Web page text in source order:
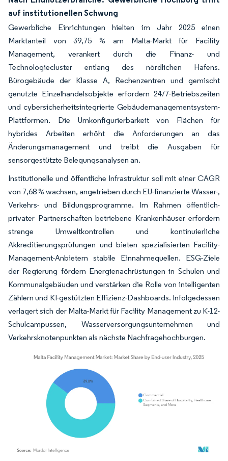
auf institutionellen Schwung
Gewerbliche Einrichtungen hielten im Jahr 2025 einen
Marktanteil von 39,75 % am Malta-Markt für Facility
Management, verankert durch die Finanz- und
Technologiecluster entlang des nördlichen Hafens.
Bürogebäude der Klasse A, Rechenzentren und gemischt
genutzte Einzelhandelsobjekte erfordern 24/7-Betriebszeiten
und cybersicherheitsintegrierte Gebäudemanagementsystem-
Plattformen. Die Umkonfigurierbarkeit von Flächen für
hybrides Arbeiten erhöht die Anforderungen an das
Änderungsmanagement und treibt die Ausgaben für
sensorgestützte Belegungsanalysen an.
Institutionelle und öffentliche Infrastruktur soll mit einer CAGR
von 7,68 % wachsen, angetrieben durch EU-finanzierte Wasser-,
Verkehrs- und Bildungsprogramme. Im Rahmen öffentlich-
privater Partnerschaften betriebene Krankenhäuser erfordern
strenge Umweltkontrollen und kontinuierliche
Akkreditierungsprüfungen und bieten spezialisierten Facility-
Management-Anbietern stabile Einnahmequellen. ESG-Ziele
der Regierung fördern Energienachrüstungen in Schulen und
Kommunalgebäuden und verstärken die Rolle von intelligenten
Zählern und KI-gestützten Effizienz-Dashboards. Infolgedessen
verlagert sich der Malta-Markt für Facility Management zu K-12-
Schulcampussen, Wasserversorgungsunternehmen und
Verkehrsknotenpunkten als nächste Nachfragehochburgen.